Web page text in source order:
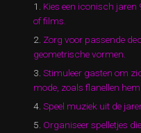
Kies een iconisch
of films.
Zorg voor passende
geometrische vormen.
Stimuleer gasten om
mode, zoals flanellen
Speel muziek uit de
Organiseer spelletjes